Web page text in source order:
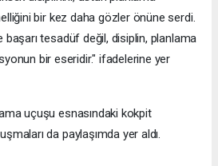
bir kez daha gözler önüne serdi.
başarı tesadüf değil, disiplin, planlama
bir eseridir." ifadelerine yer
uçuşu esnasındaki kokpit
da paylaşımda yer aldı.